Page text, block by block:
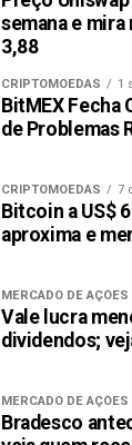
semana e
3,88
CRIPTOMOEDAS 1
BitMEX Fecha
de Problemas
CRIPTOMOEDAS 7
Bitcoin a US$
aproxima e
MERCADO DE AÇÕES
Vale lucra
dividendos;
MERCADO DE AÇÕES
Bradesco